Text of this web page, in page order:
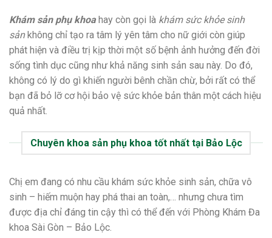
Khám sản phụ khoahay còn gọi là khám sức khỏe sinh
sảnkhông chỉ tạo ra tâm lý yên tâm cho nữ giới còn giúp
phát hiện và điều trị kịp thời một số bệnh ảnh hưởng đến đời
sống tình dục cũng như khả năng sinh sản sau này. Do đó,
không có lý do gì khiến người bênh chần chừ, bởi rất có thể
bạn đã bỏ lỡ cơ hội bảo vệ sức khỏe bản thân một cách hiệu
quả nhất.
Chuyên khoa sản phụ khoa tốt nhất tại Bảo Lộc
Chị em đang có nhu cầu khám sức khỏe sinh sản, chữa vô
sinh – hiếm muộn hay phá thai an toàn,… nhưng chưa tìm
được địa chỉ đáng tin cậy thì có thể đến với Phòng Khám Đa
khoa Sài Gòn – Bảo Lộc.